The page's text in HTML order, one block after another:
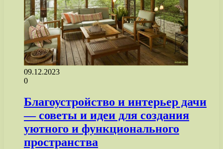
09.12.2023
0
Благоустройство и интерьер дачи
— советы и идеи для создания
уютного и функционального
пространства